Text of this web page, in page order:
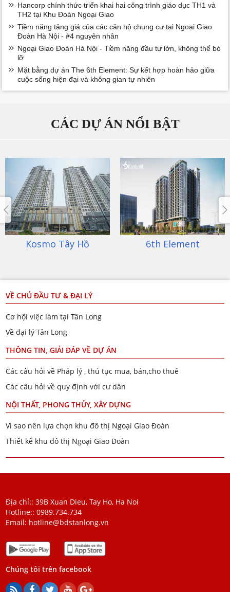
Hancorp chính thức triển khai hai công trình giáo dục TH1 và
TH2 tại Khu Đoàn Ngoại Giao
Tiềm năng tăng giá của các căn hộ chung cư tại Ngoại Giao
Đoàn Hà Nội - #4 nguyên nhân
Ngoại Giao Đoàn Hà Nội - Tiềm năng đầu tư lớn, không thể bỏ
lỡ
Mặt bằng dự án The 6th Element: Sự kết hợp hoàn hảo giữa
cuộc sống hiện đại và không gian tự nhiên
CÁC DỰ ÁN NỔI BẬT
Kosmo Tây Hồ 6th Element
VỀ CHỦ ĐẦU TƯ & ĐẠI LÝ
Cơ hội việc làm tại Tân Long
Về đại lý Tân Long
THÔNG TIN, GIẢI ĐÁP VỀ DỰ ÁN
Các câu hỏi về Pháp lý , thủ tục mua, bán,cho thuê
Các câu hỏi về quy định với cư dân
NỘI THẤT, PHONG THỦY, XÂY DỰNG
Vì sao nên lựa chọn khu đô thị Ngoại Giao Đoàn
Thiết kế khu đô thị Ngoại Giao Đoàn
Địa chỉ:: 39B Xuan Dieu, Tay Ho, Ha Noi
Hotline::0989.734.734
Email: hotline@bdstanlong.vn
Chúng tôi trên facebook